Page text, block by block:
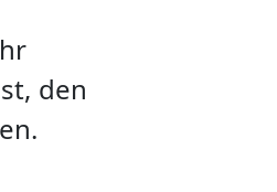
den